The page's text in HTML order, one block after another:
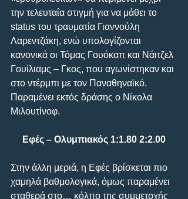
την τελευταία στιγμή για να μάθει το
status του τραυματία Γιαννούλη
Λαρεντζάκη, ενώ υπολογίζονται
κανονικά οι Τόμας Γουόκαπ και Νάιτζελ
Γουίλιαμς – Γκος, που αγωνίστηκαν και
στο ντέρμπι με τον Παναθηναϊκό.
Παραμένει εκτός δράσης ο Νίκολα
Μιλουτίνοφ.
Εφές – Ολυμπιακός 1:1.80 2:2.00
Στην άλλη μεριά, η Εφές βρίσκεται πιο
χαμηλά βαθμολογικά, όμως παραμένει
σταθερά στο… κόλπο της συμμετοχής